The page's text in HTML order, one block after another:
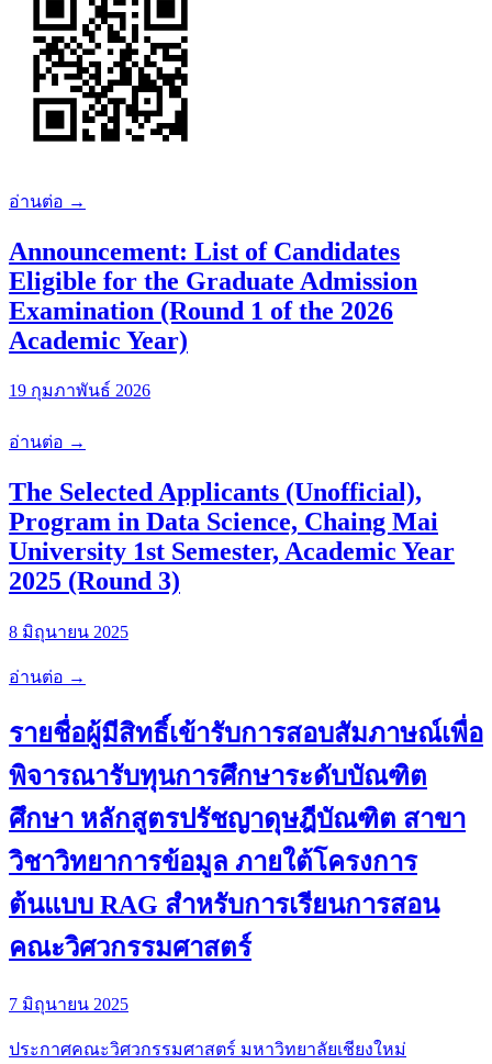
อ่านต่อ →
Announcement: List of Candidates
Eligible for the Graduate Admission
Examination (Round 1 of the 2026
Academic Year)
19 กุมภาพันธ์ 2026
อ่านต่อ →
The Selected Applicants (Unofficial),
Program in Data Science, Chaing Mai
University 1st Semester, Academic Year
2025 (Round 3)
8 มิถุนายน 2025
อ่านต่อ →
รายชื่อผู้มีสิทธิ์เข้ารับการสอบสัมภาษณ์เพื่อ
พิจารณารับทุนการศึกษาระดับบัณฑิต
ศึกษา หลักสูตรปรัชญาดุษฎีบัณฑิต สาขา
วิชาวิทยาการข้อมูล ภายใต้โครงการ
ต้นแบบ RAG สำหรับการเรียนการสอน
คณะวิศวกรรมศาสตร์
7 มิถุนายน 2025
ประกาศคณะวิศวกรรมศาสตร์ มหาวิทยาลัยเชียงใหม่